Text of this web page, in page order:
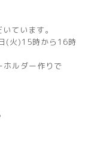
ています。
(火)15時から16時
ホルダー作りで